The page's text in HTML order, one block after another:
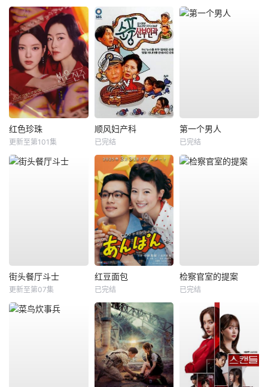
红色珍珠
更新至第101集
顺风妇产科
已完结
第一个男人
已完结
街头餐厅斗士
更新至第07集
红豆面包
已完结
检察官室的提案
已完结